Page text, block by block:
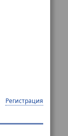
Регистрация